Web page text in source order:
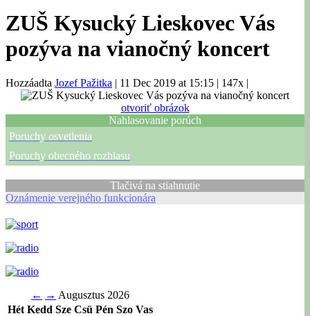
ZUŠ Kysucký Lieskovec Vás
pozýva na vianočný koncert
Hozzáadta Jozef Pažitka | 11 Dec 2019 at 15:15 | 147x |
otvoriť obrázok
Nahlasovanie porúch
Poruchy osvetlenia
Poruchy obecného rozhlasu
Tlačivá na stiahnutie
Oznámenie verejného funkcionára
← → Augusztus 2026
Hét Kedd Sze Csü Pén Szo Vas